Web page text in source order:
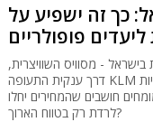
כך זה ישפיע על
פופולריים
בישראל - מסוויס השוויצרית,
דרך ענקית התעופה KLM שתחזור בסוף החודש ויונייטד ודלתא האמריקאיות
חושבים שהמחירים יחלו
לרדת רק בטווח הארוך?